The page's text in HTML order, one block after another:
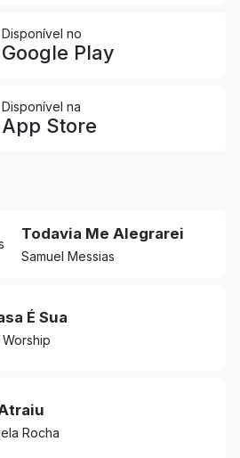
Disponível no
Google Play
Disponível na
App Store
Todavia Me Alegrarei
Samuel Messias
É Sua
Worship
Rocha